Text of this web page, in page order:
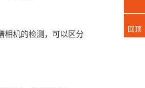
相机的检测，可以区分
回顶